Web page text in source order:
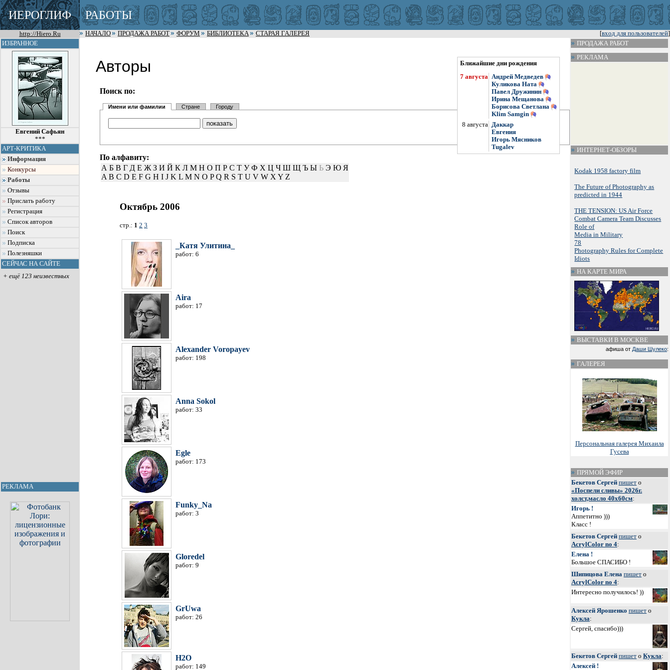
ИЕРОГЛИФ РАБОТЫ
http://Hiero.Ru [вход для пользователей]
НАЧАЛО ПРОДАЖА РАБОТ ФОРУМ БИБЛИОТЕКА
СТАРАЯ ГАЛЕРЕЯ
ИЗБРАННОЕ
Евгений Сафьян
***
АРТ-КРИТИКА
Информация
Конкурсы
Работы
Отзывы
Прислать работу
Регистрация
Список авторов
Поиск
Подписка
Полезняшки
СЕЙЧАС НА САЙТЕ
+ ещё 123 неизвестных
РЕКЛАМА
Ближайшие дни рождения
7 августа Андрей Медведев
Куликова Ната
Павел Дружинин
Ирина Мещанова
Борисова Светлана
Klim Samgin
8 августа Даккар
Евгения
Игорь Мясников
Tugalev
Авторы
Поиск по:
Имени или фамилии Стране Городу
По алфавиту:
А Б В Г Д Е Ж З И Й К Л М Н О П Р С Т У Ф Х Ц Ч Ш Щ Ъ Ы Ь Э Ю Я
A B C D E F G H I J K L M N O P Q R S T U V W X Y Z
Октябрь 2006
стр.: 1 2 3
_Катя Улитина_
работ: 6
Aira
работ: 17
Alexander Voropayev
работ: 198
Anna Sokol
работ: 33
Egle
работ: 173
Funky_Na
работ: 3
Gloredel
работ: 9
GrUwa
работ: 26
H2O
работ: 149
ПРОДАЖА РАБОТ
РЕКЛАМА
ИНТЕРНЕТ-ОБЗОРЫ
Kodak 1958 factory film
The Future of Photography as
predicted in 1944
THE TENSION: US Air Force
Combat Camera Team Discusses
Role of
Media in Military
78
Photography Rules for Complete
Idiots
НА КАРТЕ МИРА
ВЫСТАВКИ В МОСКВЕ
афиша от Даши Шулеко:
ГАЛЕРЕЯ
Персональная галерея Михаила
Гусева
ПРЯМОЙ ЭФИР
Бекетов Сергей пишет о
«Поспели сливы» 2026г.
холст,масло 40х60см:
Игорь !
Аппетитно )))
Класс !
Бекетов Сергей пишет о
AcrylColor no 4:
Елена !
Большое СПАСИБО !
Шипицова Елена пишет о
AcrylColor no 4:
Интересно получилось! ))
Алексей Ярошенко пишет о
Кукла:
Сергей, спасибо)))
Бекетов Сергей пишет о Кукла:
Алексей !